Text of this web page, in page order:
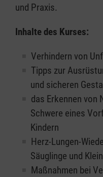
und Praxis.
Inhalte des Kurses:
Verhindern von
Tipps zur
und sicheren
das Erkennen von
Schwere eines
Kindern
Herz-Lungen-
Säuglinge und
Maßnahmen bei